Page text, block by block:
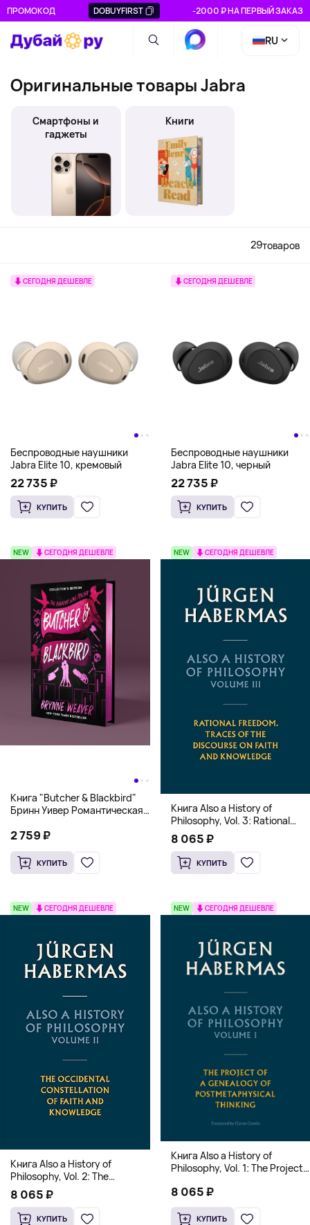
ПРОМОКОД DOBUYFIRST -2000 ₽ НА ПЕРВЫЙ ЗАКАЗ
RU
Оригинальные товары Jabra
Смартфоны и
гаджеты
Книги
29товаров
СЕГОДНЯ ДЕШЕВЛЕ
Беспроводные наушники
Jabra Elite 10, кремовый
22 735 ₽
КУПИТЬ
СЕГОДНЯ ДЕШЕВЛЕ
Беспроводные наушники
Jabra Elite 10, черный
22 735 ₽
КУПИТЬ
NEW СЕГОДНЯ ДЕШЕВЛЕ
Книга "Butcher & Blackbird"
Бринн Уивер Романтическая
(18+)
2 759 ₽
КУПИТЬ
NEW СЕГОДНЯ ДЕШЕВЛЕ
Книга Also a History of
Philosophy, Vol. 3: Rational
Freedom. Traces of the
Discourse on Faith and
Knowledge (Твердый
переплет)
8 065 ₽
КУПИТЬ
NEW СЕГОДНЯ ДЕШЕВЛЕ
Книга Also a History of
Philosophy, Vol. 2: The
Occidental Constellation of
Faith and Knowledge
(Твердый переплет)
8 065 ₽
КУПИТЬ
NEW СЕГОДНЯ ДЕШЕВЛЕ
Книга Also a History of
Philosophy, Vol. 1: The Project
Postmetaphysical Thinking
(Твердый переплет)
8 065 ₽
КУПИТЬ